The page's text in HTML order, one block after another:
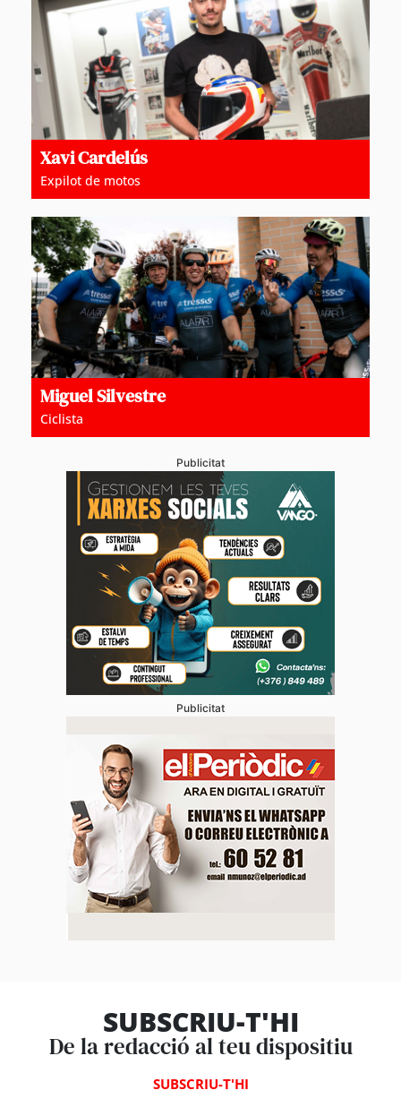
Xavi Cardelús
Expilot de motos
Miguel Silvestre
Ciclista
Publicitat
Publicitat
SUBSCRIU-T'HI
De la redacció al teu dispositiu
SUBSCRIU-T'HI